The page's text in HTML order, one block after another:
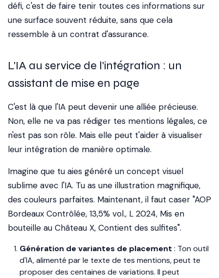
défi, c'est de faire tenir toutes ces informations sur
une surface souvent réduite, sans que cela
ressemble à un contrat d'assurance.
L'IA au service de l'intégration : un
assistant de mise en page
C'est là que l'IA peut devenir une alliée précieuse.
Non, elle ne va pas rédiger tes mentions légales, ce
n'est pas son rôle. Mais elle peut t'aider à visualiser
leur intégration de manière optimale.
Imagine que tu aies généré un concept visuel
sublime avec l'IA. Tu as une illustration magnifique,
des couleurs parfaites. Maintenant, il faut caser "AOP
Bordeaux Contrôlée, 13,5% vol., L 2024, Mis en
bouteille au Château X, Contient des sulfites".
Génération de variantes de placement : Ton outil
d'IA, alimenté par le texte de tes mentions, peut te
proposer des centaines de variations. Il peut